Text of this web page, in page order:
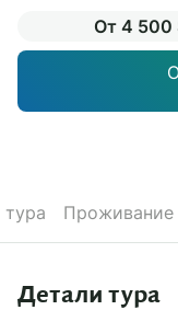
От 4 500
Проживание
Детали тура